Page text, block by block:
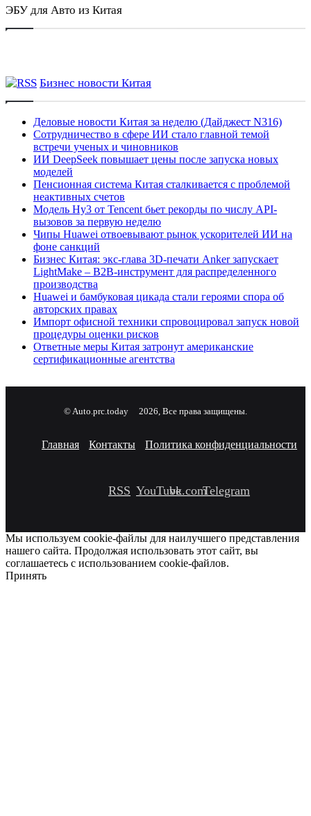
ЭБУ для Авто из Китая
Бизнес новости Китая
Деловые новости Китая за неделю (Дайджест N316)
Сотрудничество в сфере ИИ стало главной темой
встречи ученых и чиновников
ИИ DeepSeek повышает цены после запуска новых
моделей
Пенсионная система Китая сталкивается с проблемой
неактивных счетов
Модель Hy3 от Tencent бьет рекорды по числу API-
вызовов за первую неделю
Чипы Huawei отвоевывают рынок ускорителей ИИ на
фоне санкций
Бизнес Китая: экс-глава 3D-печати Anker запускает
LightMake – B2B-инструмент для распределенного
производства
Huawei и бамбуковая цикада стали героями спора об
авторских правах
Импорт офисной техники спровоцировал запуск новой
процедуры оценки рисков
Ответные меры Китая затронут американские
сертификационные агентства
© Auto.prc.today 2026, Все права защищены.
Главная Контакты Политика конфиденциальности
RSS YouTubevk.comTelegram
Мы используем cookie-файлы для наилучшего представления
нашего сайта. Продолжая использовать этот сайт, вы
соглашаетесь с использованием cookie-файлов.
Принять